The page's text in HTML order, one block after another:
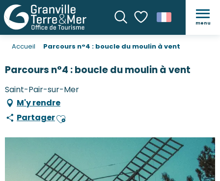
Recherche
Voir les favoris
menu
Accueil Parcours n°4 : boucle du moulin à vent
Parcours n°4 : boucle du moulin à vent
Saint-Pair-sur-Mer
M'y rendre
PartagerAjouter aux favoris